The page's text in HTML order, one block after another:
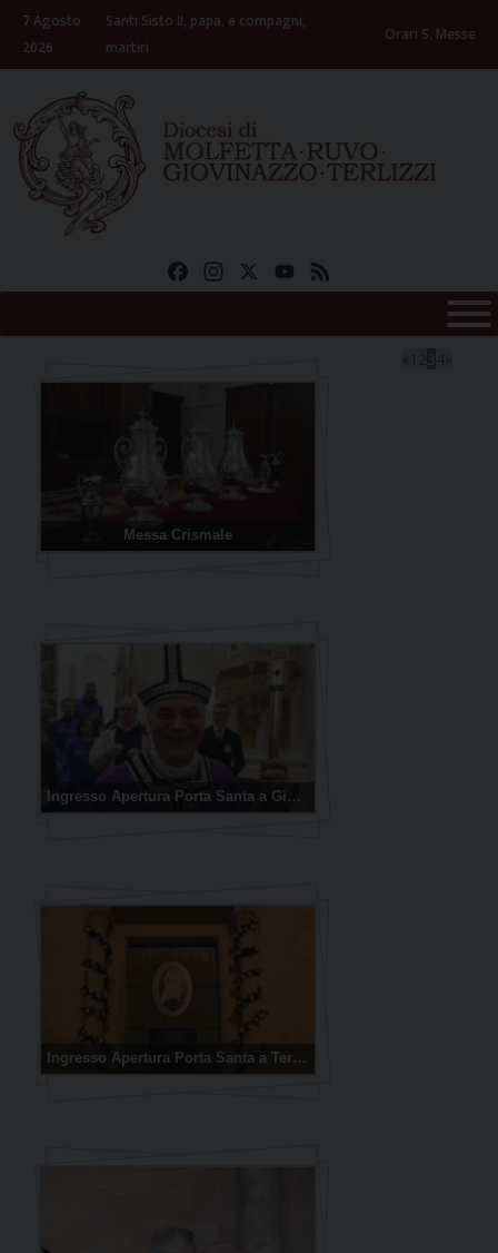
Skip
content
7 Agosto
2026
Santi Sisto II, papa, e compagni,
martiri
Orari S. Messe
FacebookInstagramYouTube
Messa Crismale
Ingresso Apertura Porta Santa a Giovinazzo (foto: Ditillo – Mottola)
Ingresso Apertura Porta Santa a Terlizi (foto: Angarano-D’Elia-Tesoro-Capurso)
3